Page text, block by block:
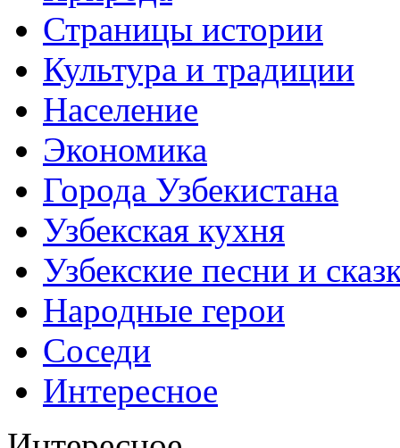
Страницы истории
Культура и традиции
Население
Экономика
Города Узбекистана
Узбекская кухня
Узбекские песни и
Народные герои
Соседи
Интересное